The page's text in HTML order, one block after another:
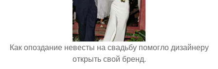
Как опоздание невесты на свадьбу помогло дизайнеру
открыть свой бренд.